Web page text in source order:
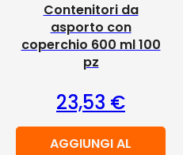
Contenitori da
asporto con
coperchio 600 ml 100
pz
23,53 €
AGGIUNGI AL